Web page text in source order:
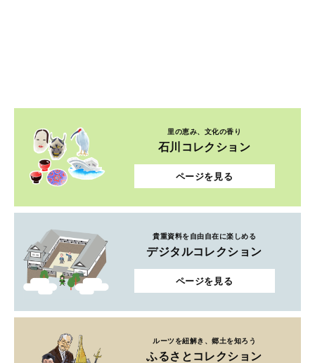
貴重資料を自由自在に楽しめる
デジタルコレクション
ページを見る
ルーツを紐解き、郷土を知ろう
ふるさとコレクション
ページを見る